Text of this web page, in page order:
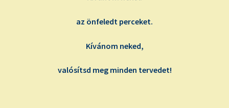
az önfeledt perceket.
Kívánom neked,
valósítsd meg minden tervedet!